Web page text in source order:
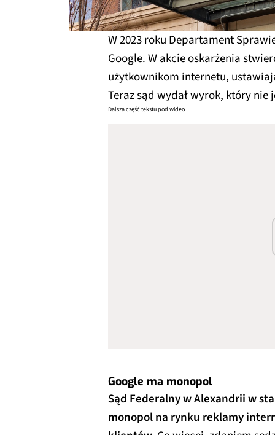
W 2023 roku Departament
Google. W akcie oskarżenia
użytkownikom internetu,
Teraz sąd wydał wyrok, który
Dalsza część tekstu pod wideo
Google ma monopol
Sąd Federalny w Alexandrii w
monopol na rynku reklamy